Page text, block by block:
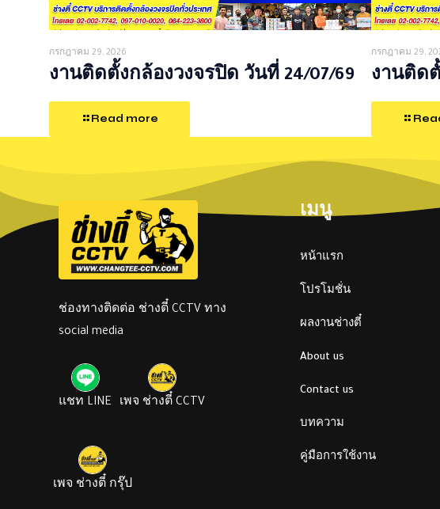
กรกฎาคม 29, 2026
งานติดตั้งกล้องวงจรปิด วันที่ 24/07/69
Read more
กรกฎาคม 29,
งานติด
ช่องทางติดต่อ ช่างตี๋ CCTV ทาง
social media
แชท LINE เพจ ช่างตี๋ CCTV
เพจ ช่างตี๋ กรุ๊ป
เมนู
หน้าแรก
โปรโมชั่น
ผลงานช่างตี๋
About us
Contact us
บทความ
คู่มือการใช้งาน